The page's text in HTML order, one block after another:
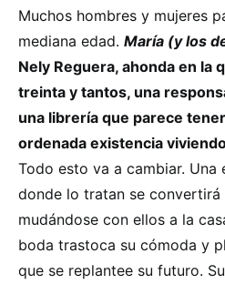
Muchos hombres y mujeres
mediana edad. María (y los
Nely Reguera, ahonda en la
treinta y tantos, una
una librería que parece
ordenada existencia
Todo esto va a cambiar. Una
donde lo tratan se
mudándose con ellos a la
boda trastoca su cómoda y
que se replantee su futuro.